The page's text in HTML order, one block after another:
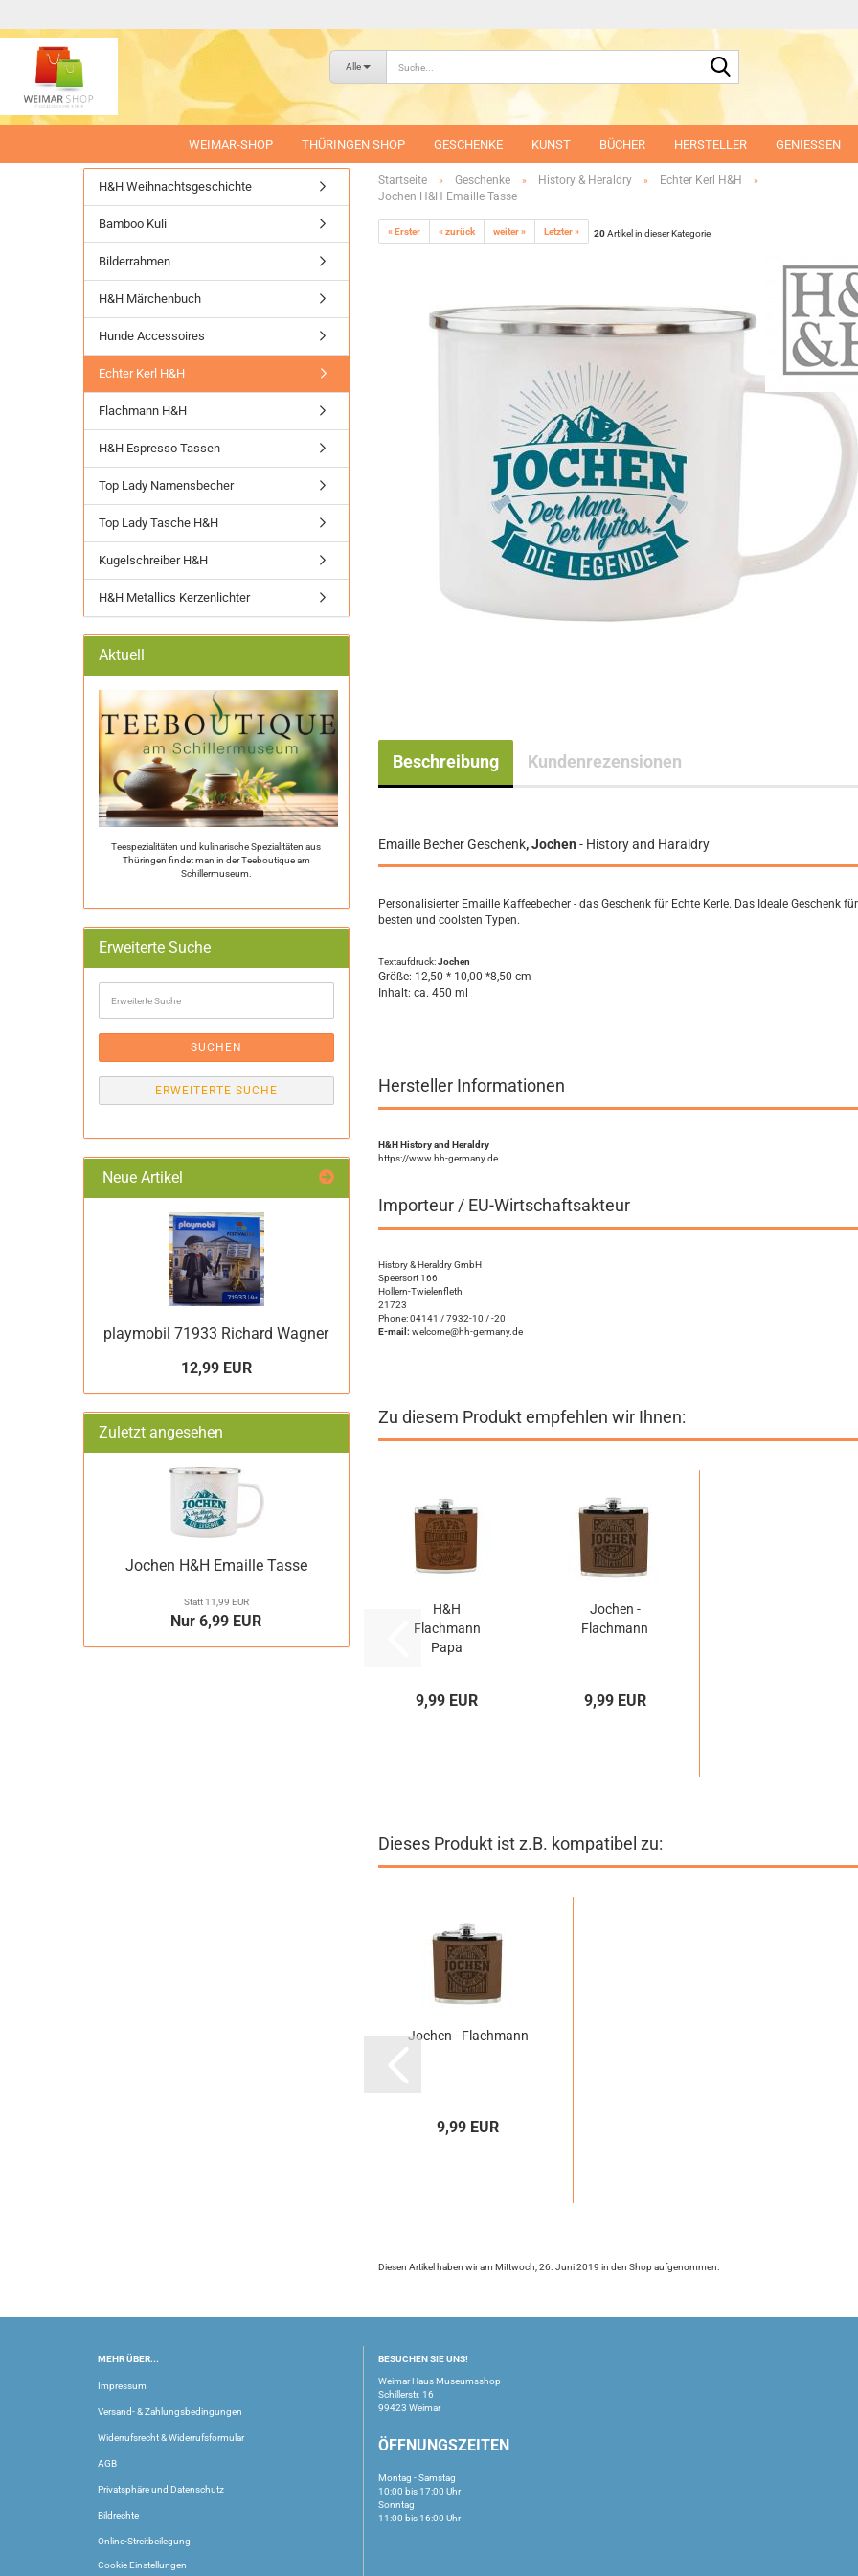
Alle
WEIMAR-SHOP THÜRINGEN SHOP GESCHENKE KUNST BÜCHER HERSTELLER GENIESSEN
Startseite » Geschenke » History & Heraldry » Echter Kerl H&H »
Jochen H&H Emaille Tasse
« Erster « zurück weiter » Letzter » 20Artikel in dieser Kategorie
Beschreibung Kundenrezensionen
Emaille Becher Geschenk, Jochen - History and Haraldry
Personalisierter Emaille Kaffeebecher - das Geschenk für Echte Kerle. Das Ideale Geschenk
besten und coolsten Typen.
Textaufdruck:Jochen
Größe: 12,50 * 10,00 *8,50 cm
Inhalt: ca. 450 ml
Hersteller Informationen
H&H History and Heraldry
https://www.hh-germany.de
Importeur / EU-Wirtschaftsakteur
History & Heraldry GmbH
Speersort 166
Hollern-Twielenfleth
21723
Phone: 04141 / 7932-10 / -20
E-mail: welcome@hh-germany.de
Zu diesem Produkt empfehlen wir Ihnen:
H&H
Flachmann
Papa
9,99 EUR
Jochen -
Flachmann
9,99 EUR
Dieses Produkt ist z.B. kompatibel zu:
Jochen - Flachmann
9,99 EUR
Diesen Artikel haben wir am Mittwoch, 26. Juni 2019 in den Shop aufgenommen.
H&H Weihnachtsgeschichte
Bamboo Kuli
Bilderrahmen
H&H Märchenbuch
Hunde Accessoires
Echter Kerl H&H
Flachmann H&H
H&H Espresso Tassen
Top Lady Namensbecher
Top Lady Tasche H&H
Kugelschreiber H&H
H&H Metallics Kerzenlichter
Aktuell
Teespezialitäten und kulinarische Spezialitäten aus
Thüringen findet man in der Teeboutique am
Schillermuseum.
Erweiterte Suche
Suche
SUCHEN
ERWEITERTE SUCHE
Neue Artikel
playmobil 71933 Richard Wagner
12,99 EUR
Zuletzt angesehen
Jochen H&H Emaille Tasse
Statt 11,99 EUR
Nur 6,99 EUR
MEHR ÜBER...
Impressum
Versand- & Zahlungsbedingungen
Widerrufsrecht & Widerrufsformular
AGB
Privatsphäre und Datenschutz
Bildrechte
Online-Streitbeilegung
Cookie Einstellungen
BESUCHEN SIE UNS!
Weimar Haus Museumsshop
Schillerstr. 16
99423 Weimar
ÖFFNUNGSZEITEN
Montag - Samstag
10:00 bis 17:00 Uhr
Sonntag
11:00 bis 16:00 Uhr